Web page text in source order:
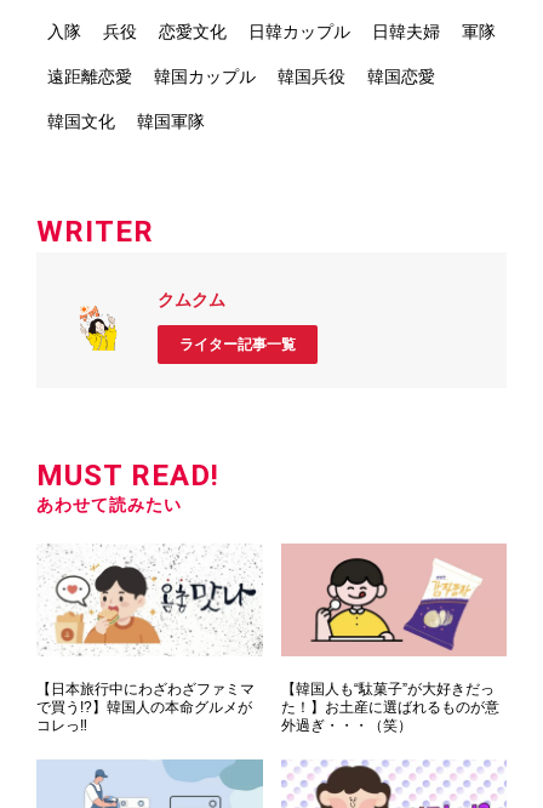
入隊 兵役 恋愛文化 日韓カップル 日韓夫婦 軍隊
遠距離恋愛 韓国カップル 韓国兵役 韓国恋愛
韓国文化 韓国軍隊
WRITER
クムクム
ライター記事一覧
MUST READ!
あわせて読みたい
【日本旅行中にわざわざファミマ
で買う!?】韓国人の本命グルメが
コレっ‼
【韓国人も“駄菓子”が大好きだっ
た！】お土産に選ばれるものが意
外過ぎ・・・（笑）